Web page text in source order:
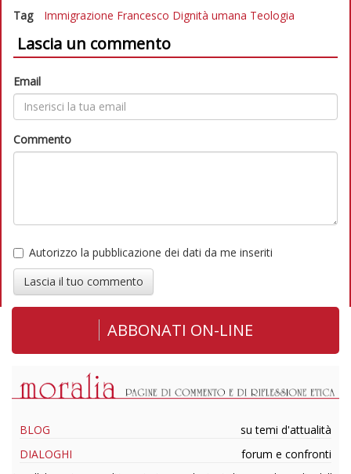
Tag
Immigrazione Francesco Dignità umana Teologia
Lascia un commento
Email
Commento
Autorizzo la pubblicazione dei dati da me inseriti
Lascia il tuo commento
ABBONATI ON-LINE
BLOG
su temi d'attualità
DIALOGHI
forum e confronti